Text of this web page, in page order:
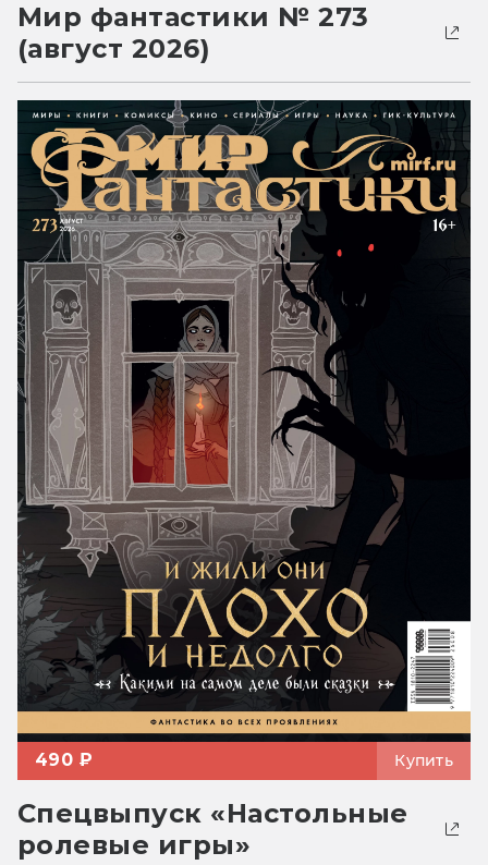
Мир фантастики № 273
(август 2026)
490 ₽ Купить
Спецвыпуск «Настольные
ролевые игры»